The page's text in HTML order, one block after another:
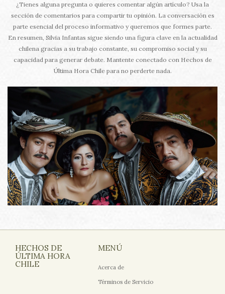
¿Tienes alguna pregunta o quieres comentar algún artículo? Usa la
sección de comentarios para compartir tu opinión. La conversación es
parte esencial del proceso informativo y queremos que formes parte.
En resumen, Silvia Infantas sigue siendo una figura clave en la actualidad
chilena gracias a su trabajo constante, su compromiso social y su
capacidad para generar debate. Mantente conectado con Hechos de
Última Hora Chile para no perderte nada.
HECHOS DE
ÚLTIMA HORA
CHILE
MENÚ
Acerca de
Términos de Servicio